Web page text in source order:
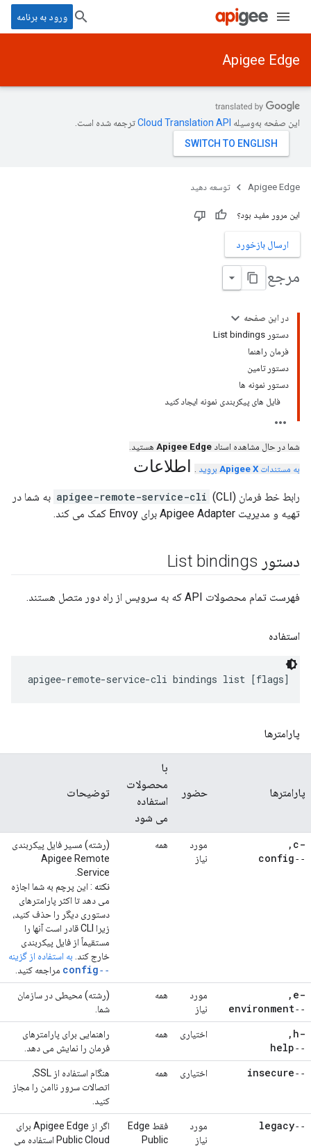
ورود به برنامه
Apigee Edge
این صفحه به‌وسیله ترجمه شده است.
Apigee Edge توسعه دهید
این مرور مفید بود؟
ارسال بازخورد
مرجع
در این صفحه
دستور List bindings
فرمان راهنما
دستور تامین
دستور نمونه ها
فایل های پیکربندی نمونه ایجاد کنید
شما در حال مشاهده اسناد Apigee Edge هستید.
به مستندات Apigee X بروید . اطلاعات
رابط خط فرمان apigee-remote-service-cli (CLI) به شما در
تهیه و مدیریت Apigee Adapter برای Envoy کمک می کند.
دستور List bindings
فهرست تمام محصولات API که به سرویس از راه دور متصل هستند.
استفاده
apigee-remote-service-cli bindings list [flags]
پارامترها
پارامترها حضور
با
محصولات
استفاده
می شود
توضیحات
-c
,
‑‑config
مورد
نیاز
همه
(رشته) مسیر فایل پیکربندی
Apigee Remote
Service.
نکته : این پرچم به شما اجازه
می دهد تا اکثر پارامترهای
دستوری دیگر را حذف کنید،
زیرا CLI قادر است آنها را
مستقیماً از فایل پیکربندی
خارج کند. به استفاده از گزینه
‑‑config مراجعه کنید.
-e
,
‑‑environment
مورد
نیاز
همه
(رشته) محیطی در سازمان
شما.
-h
,
‑‑help
اختیاری همه
راهنمایی برای پارامترهای
فرمان را نمایش می دهد.
‑‑insecure اختیاری همه
هنگام استفاده از SSL،
اتصالات سرور ناامن را مجاز
کنید.
‑‑legacy
مورد
نیاز
فقط Edge
Public
اگر از Apigee Edge برای
Public Cloud استفاده می